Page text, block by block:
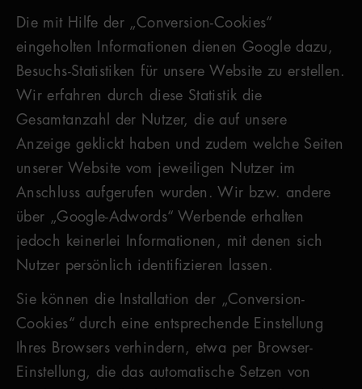
Die mit Hilfe der „Conversion-Cookies“
eingeholten Informationen dienen Google dazu,
Besuchs-Statistiken für unsere Website zu erstellen.
Wir erfahren durch diese Statistik die
Gesamtanzahl der Nutzer, die auf unsere
Anzeige geklickt haben und zudem welche Seiten
unserer Website vom jeweiligen Nutzer im
Anschluss aufgerufen wurden. Wir bzw. andere
über „Google-Adwords“ Werbende erhalten
jedoch keinerlei Informationen, mit denen sich
Nutzer persönlich identifizieren lassen.
Sie können die Installation der „Conversion-
Cookies“ durch eine entsprechende Einstellung
Ihres Browsers verhindern, etwa per Browser-
Einstellung, die das automatische Setzen von